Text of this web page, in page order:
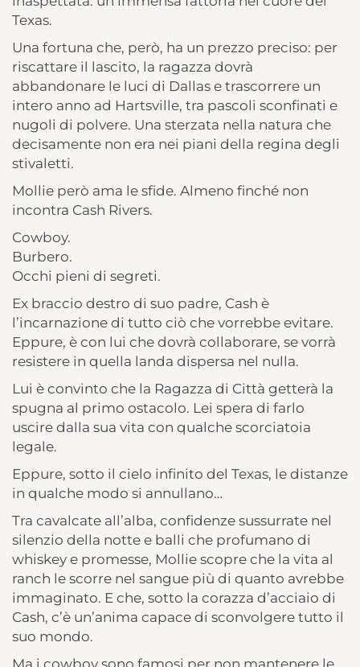
Texas.
Una fortuna che, però, ha un prezzo preciso: per
riscattare il lascito, la ragazza dovrà
abbandonare le luci di Dallas e trascorrere un
intero anno ad Hartsville, tra pascoli sconfinati e
nugoli di polvere. Una sterzata nella natura che
decisamente non era nei piani della regina degli
stivaletti.
Mollie però ama le sfide. Almeno finché non
incontra Cash Rivers.
Cowboy.
Burbero.
Occhi pieni di segreti.
Ex braccio destro di suo padre, Cash è
l’incarnazione di tutto ciò che vorrebbe evitare.
Eppure, è con lui che dovrà collaborare, se vorrà
resistere in quella landa dispersa nel nulla.
Lui è convinto che la Ragazza di Città getterà la
spugna al primo ostacolo. Lei spera di farlo
uscire dalla sua vita con qualche scorciatoia
legale.
Eppure, sotto il cielo infinito del Texas, le distanze
in qualche modo si annullano…
Tra cavalcate all’alba, confidenze sussurrate nel
silenzio della notte e balli che profumano di
whiskey e promesse, Mollie scopre che la vita al
ranch le scorre nel sangue più di quanto avrebbe
immaginato. E che, sotto la corazza d’acciaio di
Cash, c’è un’anima capace di sconvolgere tutto il
suo mondo.
Ma i cowboy sono famosi per non mantenere le